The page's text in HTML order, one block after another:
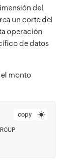
del
un corte del
operación
de datos
monto
copy